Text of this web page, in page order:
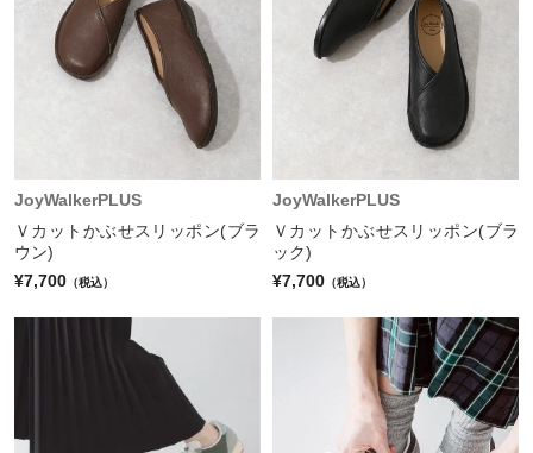
JoyWalkerPLUS
Ｖカットかぶせスリッポン(ブラ
ウン)
¥7,700 （税込）
JoyWalkerPLUS
Ｖカットかぶせスリッポン(ブラ
ック)
¥7,700 （税込）